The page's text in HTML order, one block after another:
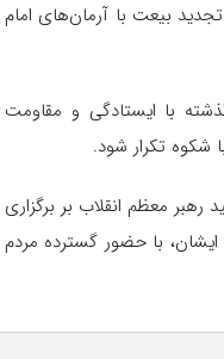
بیعت با آرمان‌های امام
با ایستادگی و مقاومت
شکوه تکرار شود.
رهبر معظم انقلاب بر برگزاری
ایشان، با حضور گسترده مردم